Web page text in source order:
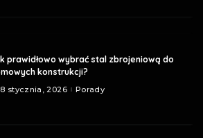
prawidłowo wybrać stal zbrojeniową do
konstrukcji?
8 stycznia, 2026 Porady